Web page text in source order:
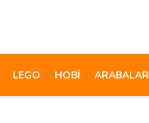
LEGO HOBİ ARABALAR